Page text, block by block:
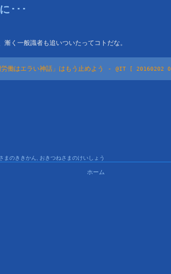
･･･
く一般識者も追いついたってコトだな。
労働はエラい神話」はもう止めよう - @IT [ 20160202
まのききかん おきつねさまのけいしょう
ホーム